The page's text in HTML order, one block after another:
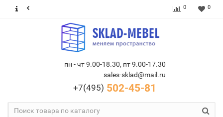
0 0
пн - чт 9.00-18.30, пт 9.00-17.30
sales-sklad@mail.ru
+7(495) 502-45-81